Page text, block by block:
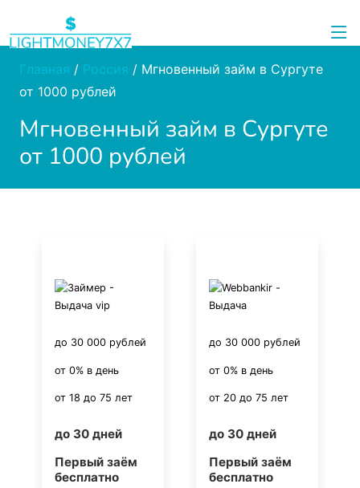
Главная / Россия / Мгновенный займ в Сургуте
от 1000 рублей
Мгновенный займ в Сургуте
от 1000 рублей
до 30 000 рублей
от 0% в день
от 18 до 75 лет
до 30 дней
Первый заём
бесплатно
до 30 000 рублей
от 0% в день
от 20 до 75 лет
до 30 дней
Первый заём
бесплатно